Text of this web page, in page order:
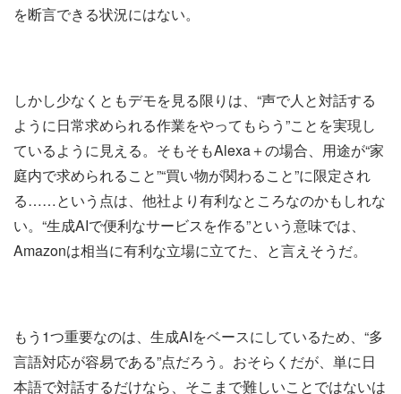
を断言できる状況にはない。
しかし少なくともデモを見る限りは、“声で人と対話する
ように日常求められる作業をやってもらう”ことを実現し
ているように見える。そもそもAlexa＋の場合、用途が“家
庭内で求められること”“買い物が関わること”に限定され
る……という点は、他社より有利なところなのかもしれな
い。“生成AIで便利なサービスを作る”という意味では、
Amazonは相当に有利な立場に立てた、と言えそうだ。
もう1つ重要なのは、生成AIをベースにしているため、“多
言語対応が容易である”点だろう。おそらくだが、単に日
本語で対話するだけなら、そこまで難しいことではないは